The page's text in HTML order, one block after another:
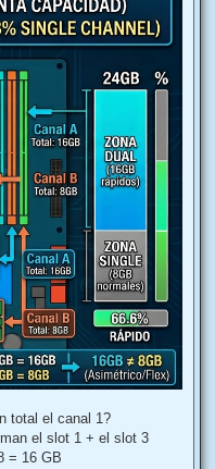
total el canal 1?
el slot 1 + el slot 3
= 16 GB